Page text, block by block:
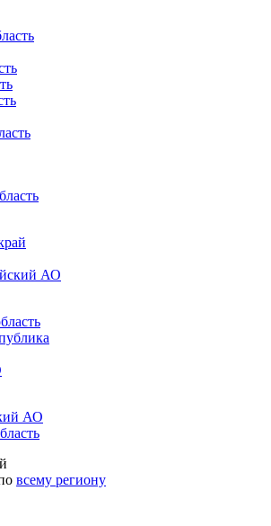
АО
АО
всему региону